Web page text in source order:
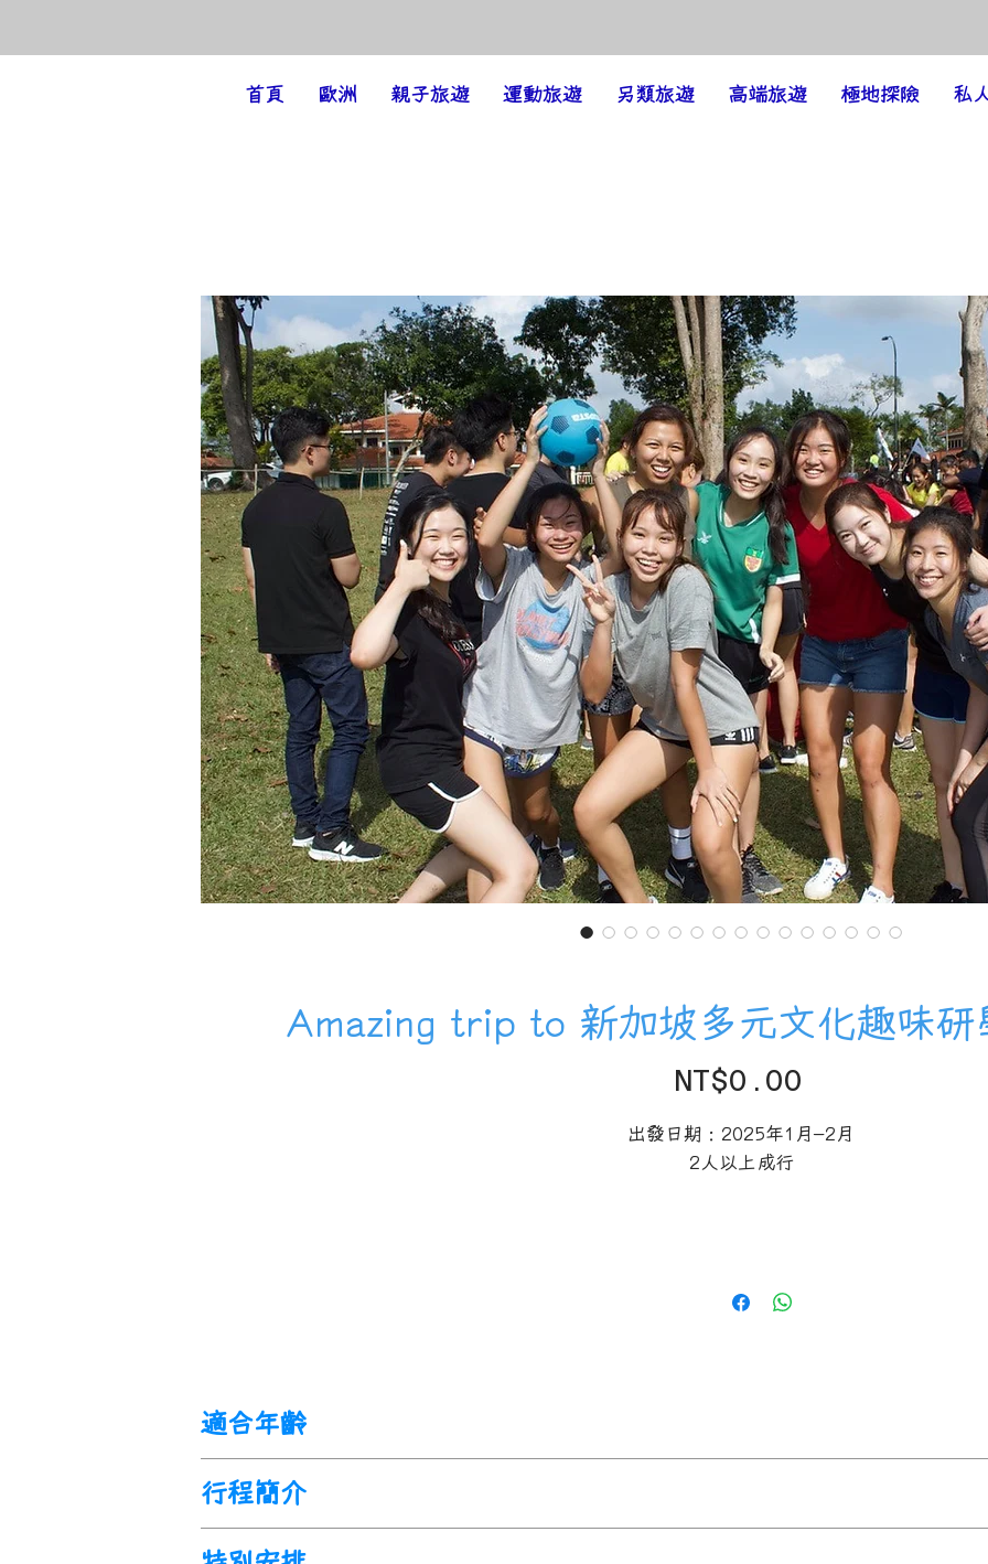
首頁 歐洲 親子旅遊 運動旅遊 另類旅遊 高端旅遊 極地探險 私
Amazing trip to 新加坡多元文化趣味研
NT$0.00
出發日期：2025年1月-2月
2人以上成行
適合年齡
父母如陪同隨行，安排父母旅遊行程。
也可增加天數安排親子旅遊行程。
行程簡介